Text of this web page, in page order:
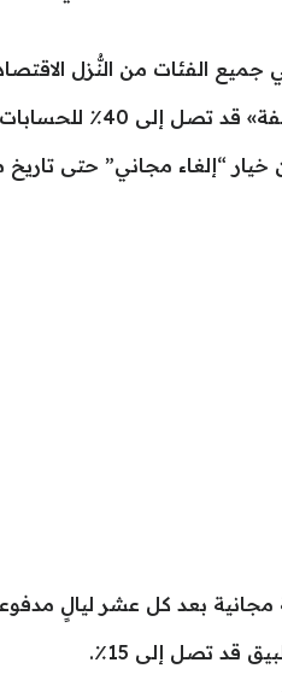
الفئات من النُّزل
للحسابات المسجَّلة.
“إلغاء مجاني” حتى تاريخ
مجانية بعد كل عشر ليالٍ
قد تصل إلى 15٪.